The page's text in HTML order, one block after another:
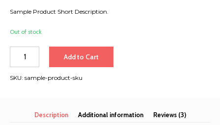
Sample Product Short Description.
Out of stock
Add to Cart
SKU: sample-product-sku
Description Additional information Reviews (3)